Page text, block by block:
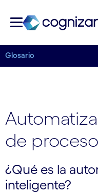
Glosario
de
¿Qué es la
inteligente?